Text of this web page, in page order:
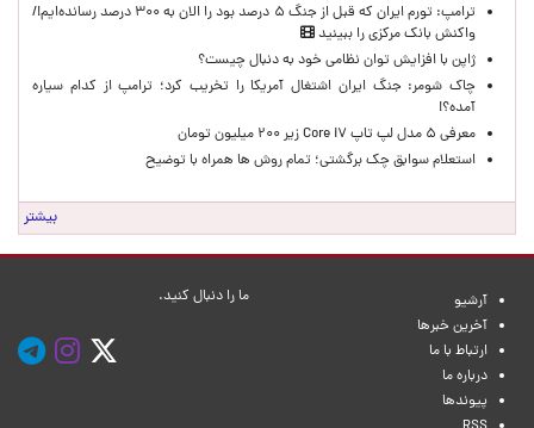
ترامپ: تورم ایران که قبل از جنگ ۵ درصد بود را الان به ۳۰۰ درصد رسانده‌ایم!/
واکنش بانک مرکزی را ببینید
ژاپن با افزایش توان نظامی خود به دنبال چیست؟
چاک شومر: جنگ ایران اشتغال آمریکا را تخریب کرد؛ ترامپ از کدام سیاره
آمده؟!
معرفی ۵ مدل لپ تاپ Core i۷ زیر ۲۰۰ میلیون تومان
استعلام سوابق چک برگشتی؛ تمام روش ها همراه با توضیح
بیشتر
آرشیو
آخرین خبرها
ارتباط با ما
درباره ما
پیوندها
ما را دنبال کنید.